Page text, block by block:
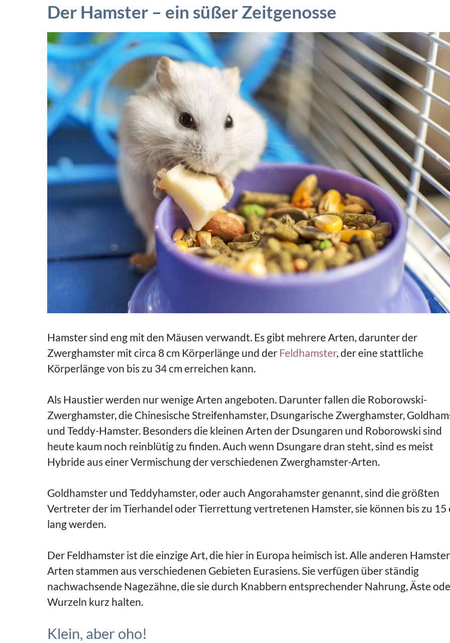
Der Hamster – ein süßer Zeitgenosse
Hamster sind eng mit den Mäusen verwandt. Es gibt mehrere Arten, darunter der
Zwerghamster mit circa 8 cm Körperlänge und der Feldhamster, der eine stattliche
Körperlänge von bis zu 34 cm erreichen kann.
Als Haustier werden nur wenige Arten angeboten. Darunter fallen die Roborowski-
Zwerghamster, die Chinesische Streifenhamster, Dsungarische Zwerghamster,
und Teddy-Hamster. Besonders die kleinen Arten der Dsungaren und Roborowski sind
heute kaum noch reinblütig zu finden. Auch wenn Dsungare dran steht, sind es meist
Hybride aus einer Vermischung der verschiedenen Zwerghamster-Arten.
Goldhamster und Teddyhamster, oder auch Angorahamster genannt, sind die größten
Vertreter der im Tierhandel oder Tierrettung vertretenen Hamster, sie können bis zu 15
lang werden.
Der Feldhamster ist die einzige Art, die hier in Europa heimisch ist. Alle anderen
Arten stammen aus verschiedenen Gebieten Eurasiens. Sie verfügen über ständig
nachwachsende Nagezähne, die sie durch Knabbern entsprechender Nahrung, Äste
Wurzeln kurz halten.
Klein, aber oho!